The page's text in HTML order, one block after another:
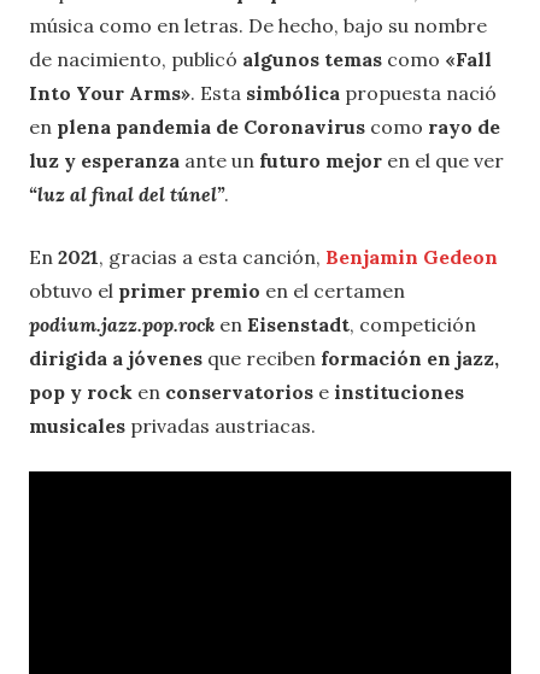
música como en letras. De hecho, bajo su nombre
de nacimiento, publicó algunos temas como «Fall
Into Your Arms». Esta simbólica propuesta nació
en plena pandemia de Coronavirus como rayo de
luz y esperanza ante un futuro mejor en el que ver
“luz al final del túnel”.
En 2021, gracias a esta canción, Benjamin Gedeon
obtuvo el primer premio en el certamen
podium.jazz.pop.rock en Eisenstadt, competición
dirigida a jóvenes que reciben formación en jazz,
pop y rock en conservatorios e instituciones
musicales privadas austriacas.